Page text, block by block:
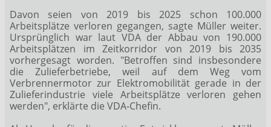
Davon seien von 2019 bis 2025 schon 100.000
Arbeitsplätze verloren gegangen, sagte Müller weiter.
Ursprünglich war laut VDA der Abbau von 190.000
Arbeitsplätzen im Zeitkorridor von 2019 bis 2035
vorhergesagt worden. "Betroffen sind insbesondere
die Zulieferbetriebe, weil auf dem Weg vom
Verbrennermotor zur Elektromobilität gerade in der
Zulieferindustrie viele Arbeitsplätze verloren gehen
werden", erklärte die VDA-Chefin.